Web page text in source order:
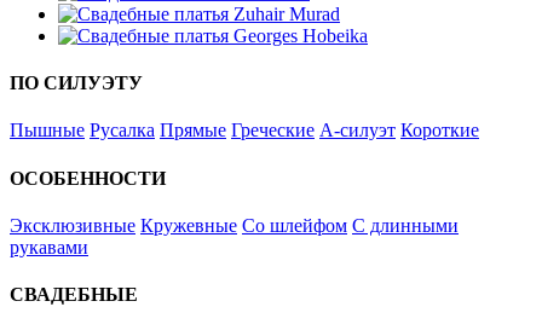
ПО СИЛУЭТУ
Пышные Русалка Прямые Греческие А-силуэт Короткие
ОСОБЕННОСТИ
Эксклюзивные Кружевные Со шлейфом С длинными
рукавами
СВАДЕБНЫЕ